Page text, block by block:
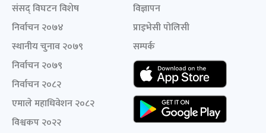
संसद् विघटन विशेष
निर्वाचन २०७४
स्थानीय चुनाव २०७९
निर्वाचन २०७९
निर्वाचन २०८२
एमाले महाधिवेशन २०८२
विश्वकप २०२२
विज्ञापन
प्राइभेसी पोलिसी
सम्पर्क